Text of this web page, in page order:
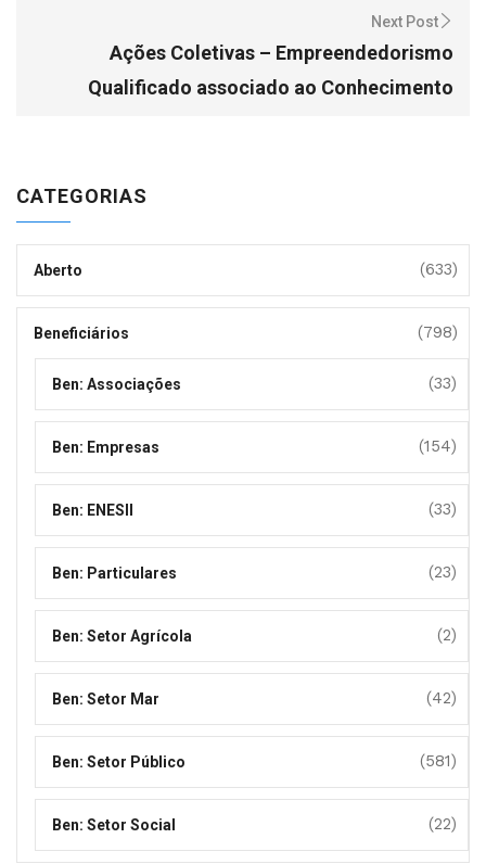
Next Post
Ações Coletivas – Empreendedorismo
Qualificado associado ao Conhecimento
CATEGORIAS
Aberto (633)
Beneficiários (798)
Ben: Associações (33)
Ben: Empresas (154)
Ben: ENESII (33)
Ben: Particulares (23)
Ben: Setor Agrícola (2)
Ben: Setor Mar (42)
Ben: Setor Público (581)
Ben: Setor Social (22)